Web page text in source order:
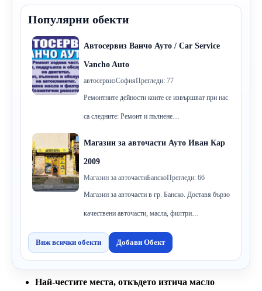
Популярни обекти
Автосервиз Ванчо Ауто / Car Service
Vancho Auto
автосервизСофияПрегледи: 77
Ремонтните дейности коите се извършват при нас
са следните: Ремонт и пълнене…
Магазин за авточасти Ауто Иван Кар
2009
Магазин за авточастиБанскоПрегледи: 66
Магазин за авточасти в гр. Банско. Доставя бързо
качествени авточасти, масла, филтри…
Виж всички обекти Добави Обект
Най-честите места, откъдето изтича масло